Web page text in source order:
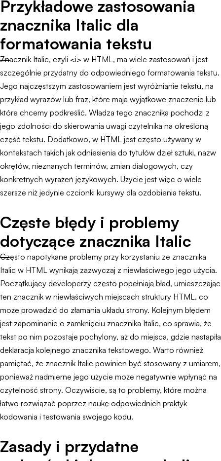
Przykładowe zastosowania
znacznika Italic dla
formatowania tekstu
Znacznik Italic, czyli <i> w HTML, ma wiele zastosowań i jest
szczególnie przydatny do odpowiedniego formatowania tekstu.
Jego najczęstszym zastosowaniem jest wyróżnianie tekstu, na
przykład wyrazów lub fraz, które mają wyjątkowe znaczenie lub
które chcemy podkreślić. Władza tego znacznika pochodzi z
jego zdolności do skierowania uwagi czytelnika na określoną
część tekstu. Dodatkowo, w HTML jest często używany w
kontekstach takich jak odniesienia do tytułów dzieł sztuki, nazw
okrętów, nieznanych terminów, zmian dialogowych, czy
konkretnych wyrażeń językowych. Użycie jest więc o wiele
szersze niż jedynie czcionki kursywy dla ozdobienia tekstu.
Częste błędy i problemy
dotyczące znacznika Italic
Często napotykane problemy przy korzystaniu ze znacznika
Italic w HTML wynikają zazwyczaj z niewłaściwego jego użycia.
Początkujący developerzy często popełniają błąd, umieszczając
ten znacznik w niewłaściwych miejscach struktury HTML, co
może prowadzić do złamania układu strony. Kolejnym błędem
jest zapominanie o zamknięciu znacznika Italic, co sprawia, że
tekst po nim pozostaje pochylony, aż do miejsca, gdzie nastąpiła
deklaracja kolejnego znacznika tekstowego. Warto również
pamiętać, że znacznik Italic powinien być stosowany z umiarem,
ponieważ nadmierne jego użycie może negatywnie wpłynąć na
czytelność strony. Oczywiście, są to problemy, które można
łatwo rozwiązać poprzez naukę odpowiednich praktyk
kodowania i testowania swojego kodu.
Zasady i przydatne